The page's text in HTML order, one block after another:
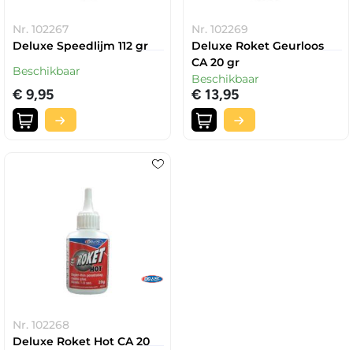
Nr. 102267
Deluxe Speedlijm 112 gr
Beschikbaar
€ 9,95
Nr. 102269
Deluxe Roket Geurloos
CA 20 gr
Beschikbaar
€ 13,95
Nr. 102268
Deluxe Roket Hot CA 20